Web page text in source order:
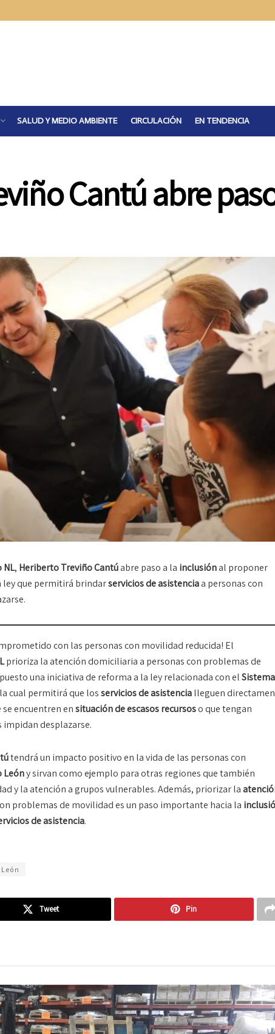
SALUD Y MEDIO AMBIENTE CIRCULACIÓN EN TENDENCIA
Cantú abre
NL, Heriberto Treviño Cantúabre paso a la inclusiónal proponer
ley que permitirá brindarservicios de asistenciaa personas con
con las personas con movilidad reducida! El
prioriza la atención domiciliaria a personas con problemas de
una iniciativa de reforma a la ley relacionada con elSistema
cual permitirá que losservicios de asistencialleguen
encuentren ensituación de escasos recursoso que tengan
impidan desplazarse.
tendrá un impacto positivo en la vida de las personas con
Leóny sirvan como ejemplo para otras regiones que también
y la atención a grupos vulnerables. Además, priorizar la
problemas de movilidad es un paso importante hacia la
de asistencia.
Tweet Pin